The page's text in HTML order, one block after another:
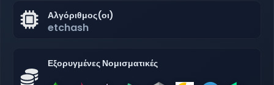
Αλγόριθμος(οι)
etchash
Εξορυγμένες Νομισματικές